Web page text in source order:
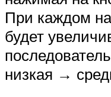
При каждом
будет
низкая →